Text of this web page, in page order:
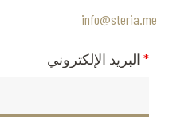
info@steria.me
*